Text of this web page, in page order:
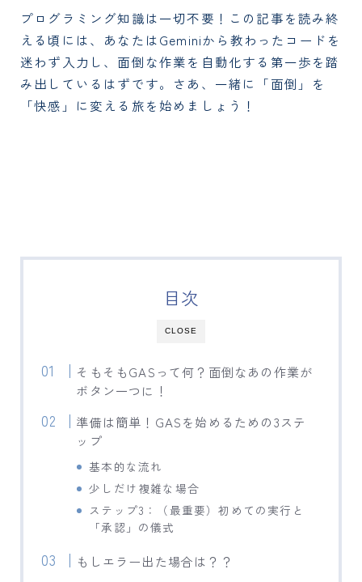
プログラミング知識は一切不要！この記事を読み終
える頃には、あなたはGeminiから教わったコードを
迷わず入力し、面倒な作業を自動化する第一歩を踏
み出しているはずです。さあ、一緒に「面倒」を
「快感」に変える旅を始めましょう！
CLOSE
目次
そもそもGASって何？面倒なあの作業が
ボタン一つに！
準備は簡単！GASを始めるための3ステ
ップ
基本的な流れ
少しだけ複雑な場合
ステップ3：（最重要）初めての実行と
「承認」の儀式
もしエラー出た場合は？？